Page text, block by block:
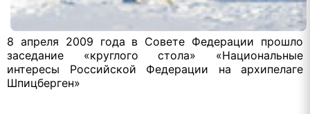
8 апреля 2009 года в Совете Федерации прошло
заседание «круглого стола» «Национальные
интересы Российской Федерации на архипелаге
Шпицберген»